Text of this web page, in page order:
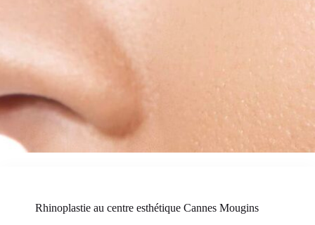
Rhinoplastie au centre esthétique Cannes Mougins